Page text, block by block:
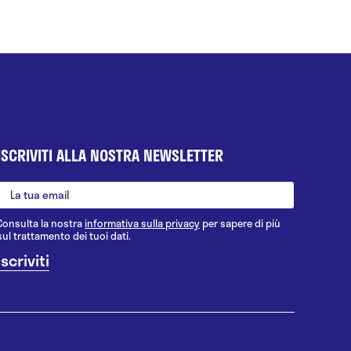
ALLA NOSTRA NEWSLETTER
la nostrainformativa sulla privacy per sapere di più
trattamento dei tuoi dati.